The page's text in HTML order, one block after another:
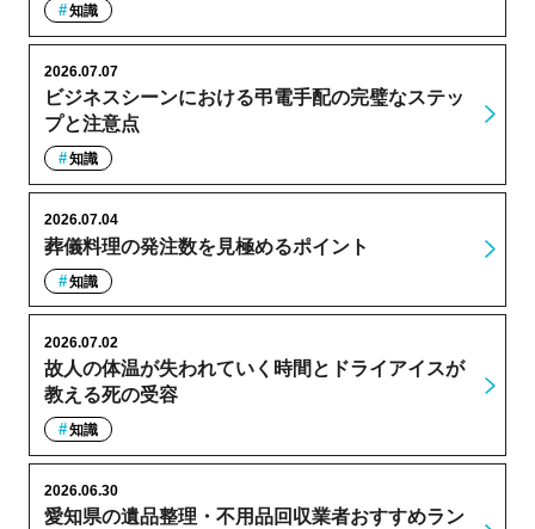
知識
ビジネスシーンにおける弔電手配の完璧なステッ
プと注意点
2026.07.07
知識
葬儀料理の発注数を見極めるポイント
2026.07.04
知識
故人の体温が失われていく時間とドライアイスが
教える死の受容
2026.07.02
知識
愛知県の遺品整理・不用品回収業者おすすめラン
2026.06.30